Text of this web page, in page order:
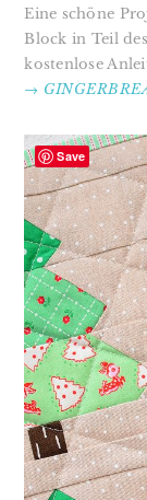
Eine schöne
Block in Teil
kostenlose
→
Save